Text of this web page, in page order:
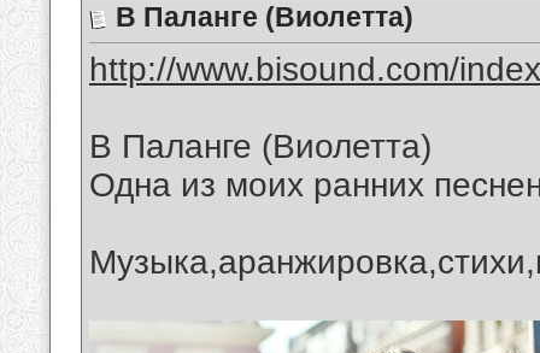
В Паланге (Виолетта)
http://www.bisound.com/
В Паланге (Виолетта)
Одна из моих ранних